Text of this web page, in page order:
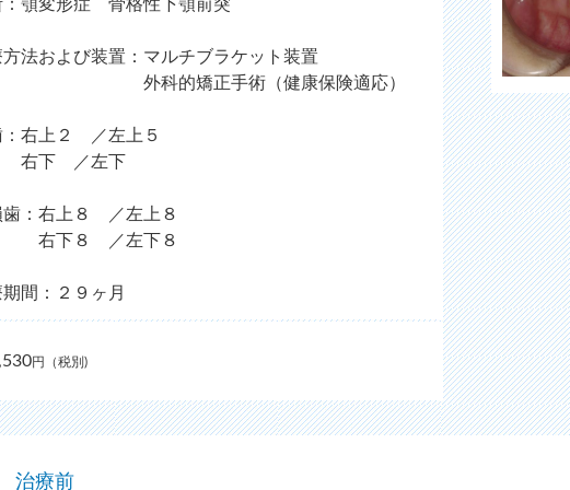
：顎変形症 骨格性下顎前突
法および装置：マルチブラケット装置
科的矯正手術（健康保険適応）
：右上２ ／左上５
下 ／左下
歯：右上８ ／左上８
下８ ／左下８
間：２９ヶ月
円（税別)
治療前